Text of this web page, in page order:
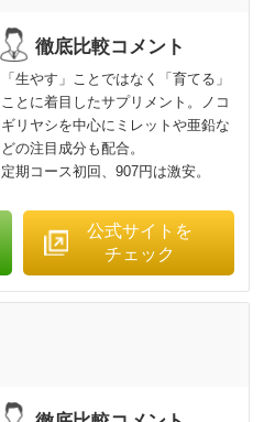
「生やす」ことではなく「育てる」
ことに着目したサプリメント。ノコ
ギリヤシを中心にミレットや亜鉛な
どの注目成分も配合。
定期コース初回、907円は激安。
公式サイトを
チェック